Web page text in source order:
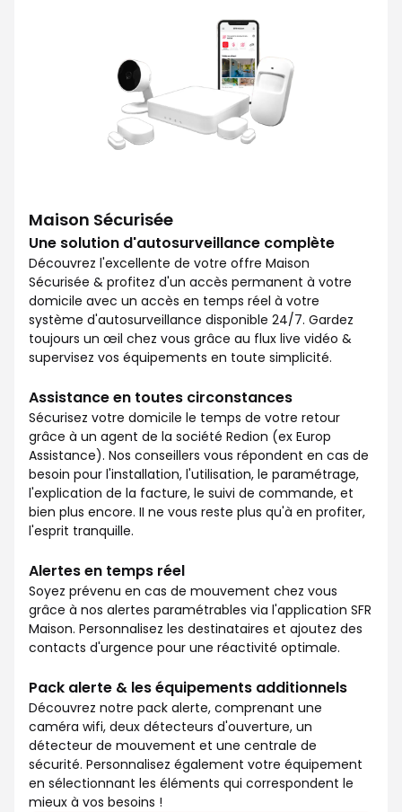
Maison Sécurisée
Une solution d'autosurveillance complète
Découvrez l'excellente de votre offre Maison
Sécurisée & profitez d'un accès permanent à votre
domicile avec un accès en temps réel à votre
système d'autosurveillance disponible 24/7. Gardez
toujours un œil chez vous grâce au flux live vidéo &
supervisez vos équipements en toute simplicité.
Assistance en toutes circonstances
Sécurisez votre domicile le temps de votre retour
grâce à un agent de la société Redion (ex Europ
Assistance). Nos conseillers vous répondent en cas de
besoin pour l'installation, l'utilisation, le paramétrage,
l'explication de la facture, le suivi de commande, et
bien plus encore. II ne vous reste plus qu'à en profiter,
l'esprit tranquille.
Alertes en temps réel
Soyez prévenu en cas de mouvement chez vous
grâce à nos alertes paramétrables via l'application SFR
Maison. Personnalisez les destinataires et ajoutez des
contacts d'urgence pour une réactivité optimale.
Pack alerte & les équipements additionnels
Découvrez notre pack alerte, comprenant une
caméra wifi, deux détecteurs d'ouverture, un
détecteur de mouvement et une centrale de
sécurité. Personnalisez également votre équipement
en sélectionnant les éléments qui correspondent le
mieux à vos besoins !